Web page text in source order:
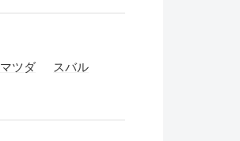
マツダ
スバル